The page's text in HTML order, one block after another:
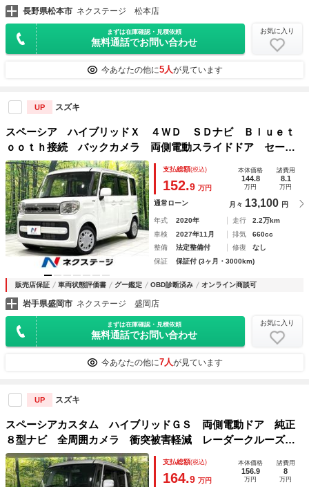
長野県松本市 ネクステージ 松本店
まずは在庫確認・見積依頼
無料通話でお問い合わせ
お気に入り
今あなたの他に5人が見ています
UP スズキ
スペーシア ハイブリッドＸ ４ＷＤ ＳＤナビ Ｂｌｕｅｔ
ｏｏｔｈ接続 バックカメラ 両側電動スライドドア セーフ
ティサポート ドラレコ ＥＴＣ 禁煙車 前席シートヒータ
ー リアパーキングセンサー スマートキー オートライト
支払総額(税込)
152.9 万円
本体価格
144.8
万円
諸費用
8.1
万円
通常ローン 月々 13,100 円
年式 2020年 走行
2.2万km
車検
2027年11月 排気
660cc
整備
法定整備付 修復
なし
保証
保証付 (3ヶ月・3000km)
販売店保証 車両状態評価書 グー鑑定 OBD診断済み オンライン商談可
岩手県盛岡市 ネクステージ 盛岡店
まずは在庫確認・見積依頼
無料通話でお問い合わせ
お気に入り
今あなたの他に7人が見ています
UP スズキ
スペーシアカスタム ハイブリッドＧＳ 両側電動ドア 純正
８型ナビ 全周囲カメラ 衝突被害軽減 レーダークルーズ
禁煙車 ハーフレザーシート ドラレコ コーナーセンサー
スマートキー ＬＥＤヘッド 純正１５インチアルミ
支払総額(税込)
164.9 万円
本体価格
156.9
万円
諸費用
8
万円